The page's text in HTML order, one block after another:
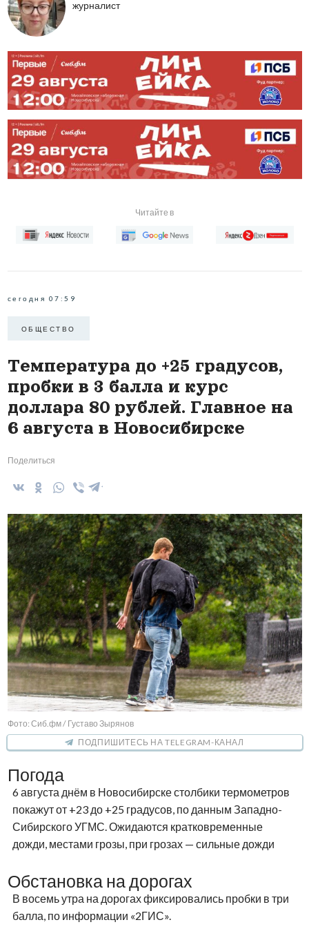
журналист
Читайте в
сегодня 07:59
ОБЩЕСТВО
Температура до +25 градусов,
пробки в 3 балла и курс
доллара 80 рублей. Главное на
6 августа в Новосибирске
Поделиться
Фото: Сиб.фм / Густаво Зырянов
ПОДПИШИТЕСЬ НА TELEGRAM-КАНАЛ
Погода
6 августа днём в Новосибирске столбики термометров
покажут от +23 до +25 градусов, по данным Западно-
Сибирского УГМС. Ожидаются кратковременные
дожди, местами грозы, при грозах — сильные дожди
Обстановка на дорогах
В восемь утра на дорогах фиксировались пробки в три
балла, по информации «2ГИС».